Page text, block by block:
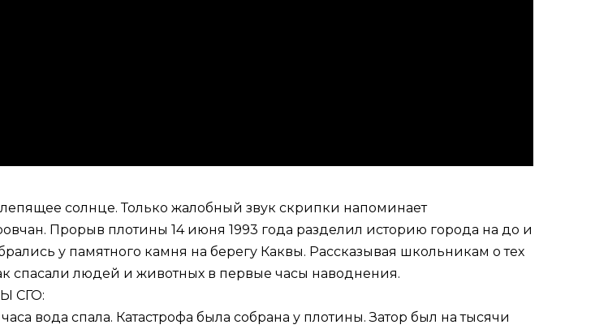
солнце. Только жалобный звук скрипки напоминает
Прорыв плотины 14 июня 1993 года разделил историю города на до и
у памятного камня на берегу Каквы. Рассказывая школьникам о тех
спасали людей и животных в первые часы наводнения.
СГО:
вода спала. Катастрофа была собрана у плотины. Затор был на тысячи